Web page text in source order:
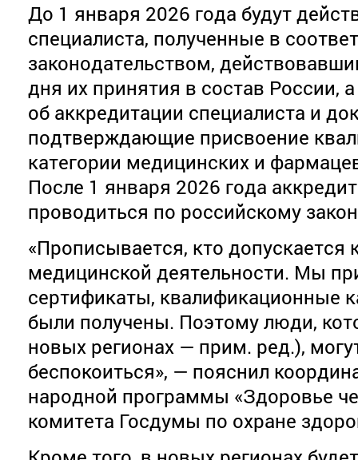
До 1 января 2026 года будут
специалиста, полученные в
законодательством,
дня их принятия в состав России,
об аккредитации специалиста и
подтверждающие присвоение
категории медицинских и
После 1 января 2026 года
проводиться по российскому
«Прописывается, кто
медицинской деятельности. Мы
сертификаты, квалификационные
были получены. Поэтому люди,
новых регионах — прим. ред.),
беспокоиться», — пояснил
народной программы «Здоровье
комитета Госдумы по охране